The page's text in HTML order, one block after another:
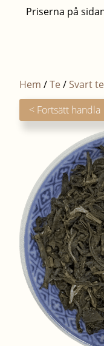
Priserna på
Hem /Te / Svart te
< Fortsätt handla